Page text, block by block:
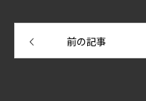
前の記事